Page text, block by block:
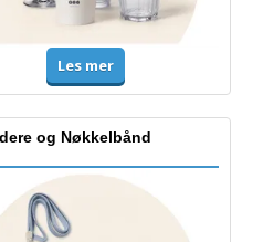
Les mer
og Nøkkelbånd